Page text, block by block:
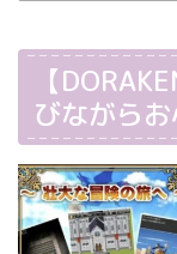
【
びながら